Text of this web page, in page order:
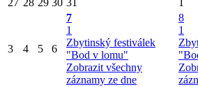
27 28 29 30 31 1
3 4 5 6
7
1
Zbytinský festiválek
"Bod v lomu"
Zobrazit všechny
záznamy ze dne
8
1